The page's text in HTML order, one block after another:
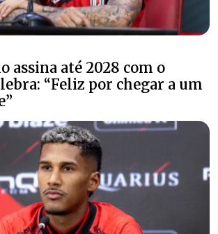
assina até 2028 com o
“Feliz por chegar a um